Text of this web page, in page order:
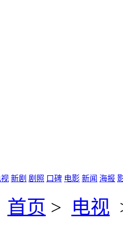
视 新剧 剧照 口碑 电影 新闻 海报
首页 > 电视